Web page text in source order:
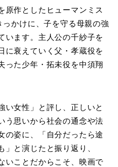
原作としたヒューマンミス
っかけに、子を守る母親の強
います。主人公の千紗子を
に衰えていく父・孝蔵役を
った少年・拓未役を中須翔
い女性」と評し、正しいと
う思いから社会の通念や法
の姿に、「自分だったら途
」と演じたと振り返り、
いことだからこそ、映画で